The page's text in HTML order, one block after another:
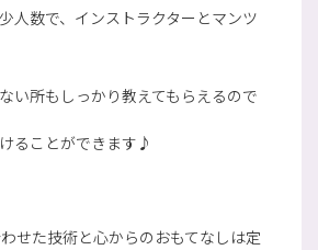
人数で、インストラクターとマンツ
い所もしっかり教えてもらえるので
ることができます♪
せた技術と心からのおもてなしは定